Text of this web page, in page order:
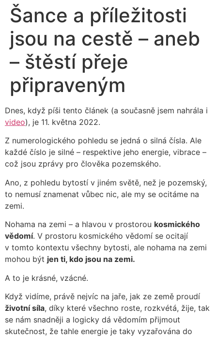
Šance a příležitosti
jsou na cestě – aneb
– štěstí přeje
připraveným
Dnes, když píši tento článek (a současně jsem nahrála i
video), je 11. května 2022.
Z numerologického pohledu se jedná o silná čísla. Ale
každé číslo je silné – respektive jeho energie, vibrace –
což jsou zprávy pro člověka pozemského.
Ano, z pohledu bytostí v jiném světě, než je pozemský,
to nemusí znamenat vůbec nic, ale my se ocitáme na
zemi.
Nohama na zemi – a hlavou v prostorou kosmického
vědomí. V prostoru kosmického vědomí se ocitají
v tomto kontextu všechny bytosti, ale nohama na zemi
mohou být jen ti, kdo jsou na zemi.
A to je krásné, vzácné.
Když vidíme, právě nejvíc na jaře, jak ze země proudí
životní síla, díky které všechno roste, rozkvétá, žije, tak
se nám snadněji a logicky dá vědomím přijmout
skutečnost, že tahle energie je taky vyzařována do